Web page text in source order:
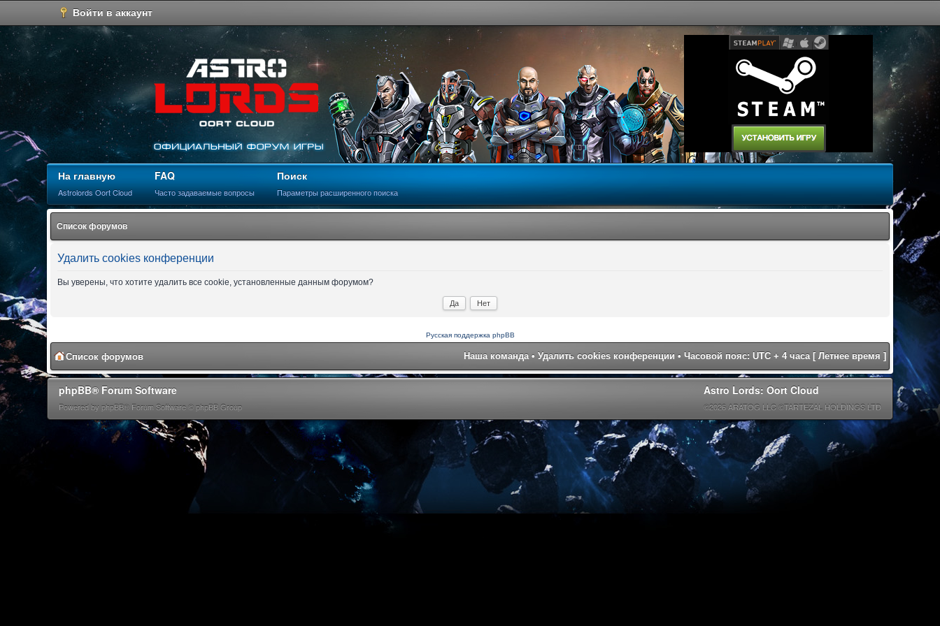
Войти в аккаунт
На главную
Astrolords Oort Cloud
FAQ
Часто задаваемые вопросы
Поиск
Параметры расширенного поиска
Список форумов
Удалить cookies конференции
Вы уверены, что хотите удалить все cookie, установленные данным форумом?
Русская поддержка phpBB
Список форумов Наша команда• Удалить cookies конференции • Часовой пояс: UTC + 4 часа [ Летнее время ]
phpBB® Forum Software
Powered by phpBB® Forum Software © phpBB Group
Astro Lords: Oort Cloud
©2026 ARATOG LLC ©TARTEZAL HOLDINGS LTD